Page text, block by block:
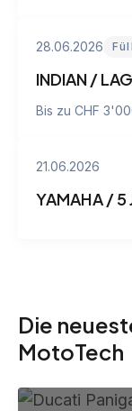
28.06.2026
INDIAN /
Bis zu CHF
21.06.2026
YAMAHA / 5
Die
MotoTech